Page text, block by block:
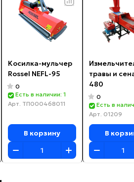
Косилка-мульчер
Rossel NEFL-95
0
Есть в наличии: 1
Арт. ТП000468011
В корзину
травы и
480
0
Есть в
Арт. 01209
В